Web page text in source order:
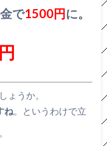
で1500円に。
ょうか。
ね。というわけで立